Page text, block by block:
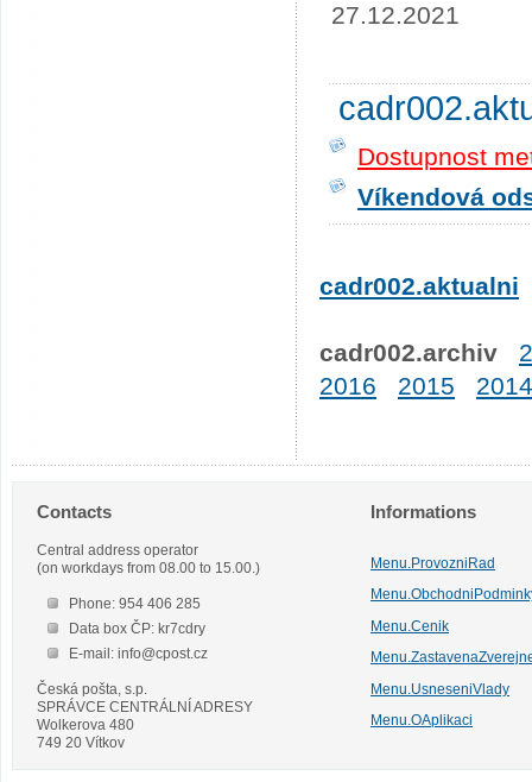
27.12.2021
Dostupnost
Víkendová
cadr002.aktualni
cadr002.archiv
2016
2015 2014
Contacts
Central address operator
(on workdays from 08.00 to 15.00.)
Phone: 954 406 285
Data box ČP: kr7cdry
E-mail: info@cpost.cz
Česká pošta, s.p.
SPRÁVCE CENTRÁLNÍ ADRESY
Wolkerova 480
749 20 Vítkov
Informations
Menu.ProvozniRad
Menu.Cenik
Menu.UsneseniVlady
Menu.OAplikaci